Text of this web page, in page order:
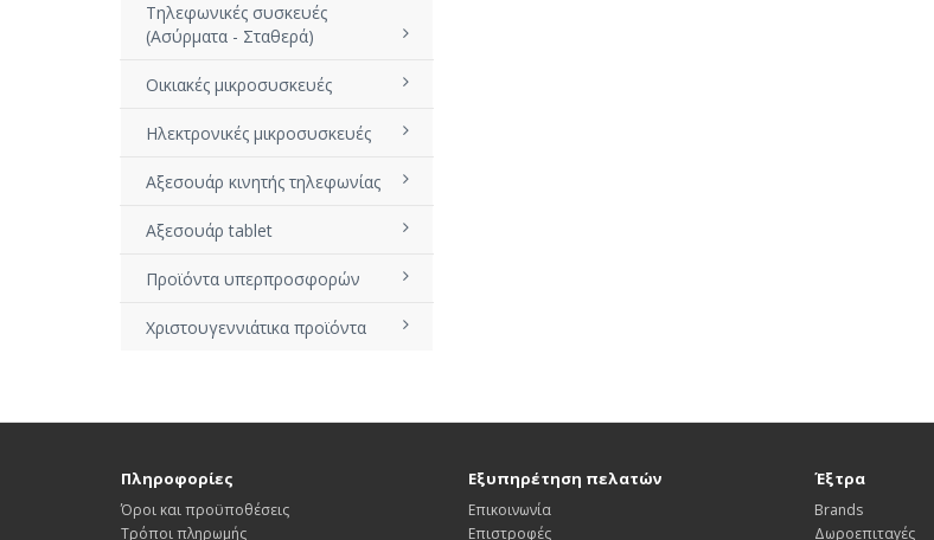
Τηλεφωνικές συσκευές
(Ασύρματα - Σταθερά)
Οικιακές μικροσυσκευές
Ηλεκτρονικές μικροσυσκευές
Αξεσουάρ κινητής τηλεφωνίας
Αξεσουάρ tablet
Προϊόντα υπερπροσφορών
Χριστουγεννιάτικα προϊόντα
Πληροφορίες
Όροι και προϋποθέσεις
Τρόποι πληρωμής
Εξυπηρέτηση πελατών
Επικοινωνία
Επιστροφές
Έξτρα
Brands
Δωροεπιταγές